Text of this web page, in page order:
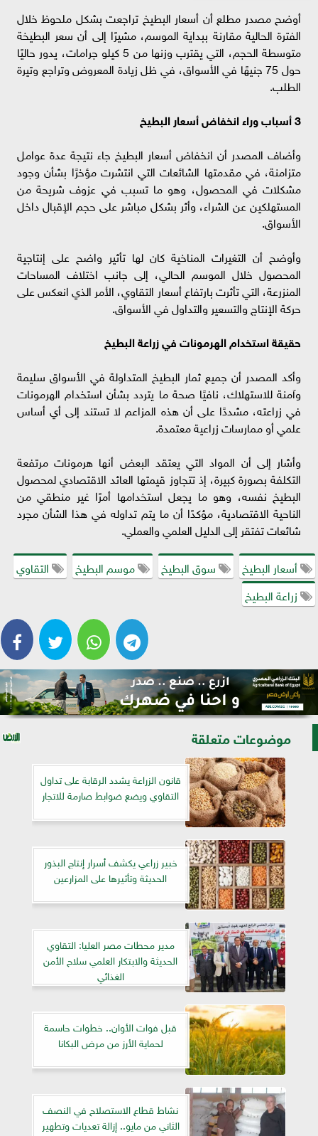
أوضح مصدر مطلع أن أسعار البطيخ تراجعت بشكل ملحوظ خلال
الفترة الحالية مقارنة ببداية الموسم، مشيرًا إلى أن سعر البطيخة
متوسطة الحجم، التي يقترب وزنها من 5 كيلو جرامات، يدور حاليًا
حول 75 جنيهًا في الأسواق، في ظل زيادة المعروض وتراجع وتيرة
الطلب.
3 أسباب وراء انخفاض أسعار البطيخ
وأضاف المصدر أن انخفاض أسعار البطيخ جاء نتيجة عدة عوامل
متزامنة، في مقدمتها الشائعات التي انتشرت مؤخرًا بشأن وجود
مشكلات في المحصول، وهو ما تسبب في عزوف شريحة من
المستهلكين عن الشراء، وأثر بشكل مباشر على حجم الإقبال داخل
الأسواق.
وأوضح أن التغيرات المناخية كان لها تأثير واضح على إنتاجية
المحصول خلال الموسم الحالي، إلى جانب اختلاف المساحات
المنزرعة، التي تأثرت بارتفاع أسعار التقاوي، الأمر الذي انعكس على
حركة الإنتاج والتسعير والتداول في الأسواق.
حقيقة استخدام الهرمونات في زراعة البطيخ
وأكد المصدر أن جميع ثمار البطيخ المتداولة في الأسواق سليمة
وآمنة للاستهلاك، نافيًا صحة ما يتردد بشأن استخدام الهرمونات
في زراعته، مشددًا على أن هذه المزاعم لا تستند إلى أي أساس
علمي أو ممارسات زراعية معتمدة.
وأشار إلى أن المواد التي يعتقد البعض أنها هرمونات مرتفعة
التكلفة بصورة كبيرة، إذ تتجاوز قيمتها العائد الاقتصادي لمحصول
البطيخ نفسه، وهو ما يجعل استخدامها أمرًا غير منطقي من
الناحية الاقتصادية، مؤكدًا أن ما يتم تداوله في هذا الشأن مجرد
شائعات تفتقر إلى الدليل العلمي والعملي.
أسعار البطيخ
سوق البطيخ موسم البطيخ
التقاوي
زراعة البطيخ
موضوعات متعلقة
قانون الزراعة يشدد الرقابة على تداول
التقاوي ويضع ضوابط صارمة للاتجار
خبير زراعي يكشف أسرار إنتاج البذور
الحديثة وتأثيرها على المزارعين
مدير محطات مصر العليا: التقاوي
الحديثة والابتكار العلمي سلاح الأمن
الغذائي
قبل فوات الأوان.. خطوات حاسمة
لحماية الأرز من مرض البكانا
نشاط قطاع الاستصلاح في النصف
الثاني من مايو.. إزالة تعديات وتطهير